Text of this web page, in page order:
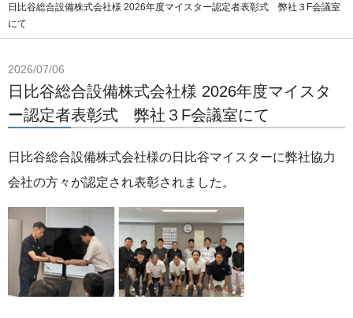
日比谷総合設備株式会社様 2026年度マイスター認定者表彰式 弊社３F会議室
にて
2026/07/06
日比谷総合設備株式会社様 2026年度マイスタ
ー認定者表彰式 弊社３F会議室にて
日比谷総合設備株式会社様の日比谷マイスターに弊社協力
会社の方々が認定され表彰されました。